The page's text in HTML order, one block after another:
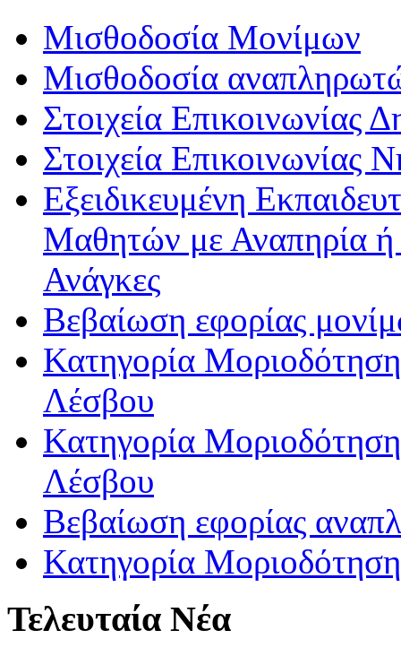
Μισθοδοσία Μονίμων
Μισθοδοσία
Στοιχεία Επικοινωνίας
Στοιχεία Επικοινωνίας
Εξειδικευμένη
Μαθητών με Αναπηρία ή /
Ανάγκες
Βεβαίωση εφορίας
Κατηγορία
Λέσβου
Κατηγορία
Λέσβου
Βεβαίωση εφορίας
Κατηγορία
Τελευταία Νέα